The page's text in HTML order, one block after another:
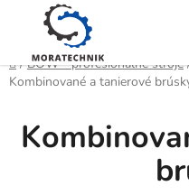
Domov
/ BOW - profesionálne stroje
Kombinované a tanierové